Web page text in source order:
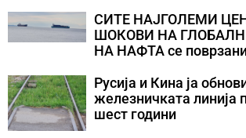
СИТЕ НАЈГОЛЕМИ
ШОКОВИ НА
НА НАФТА се
Русија и Кина ја
железничката линија
шест години